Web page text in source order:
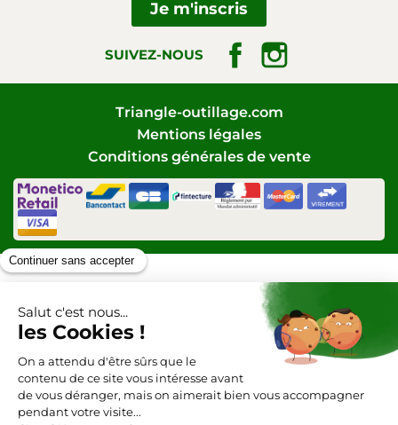
SUIVEZ-NOUS Facebook
Triangle-outillage.com
Mentions légales
Conditions générales de vente